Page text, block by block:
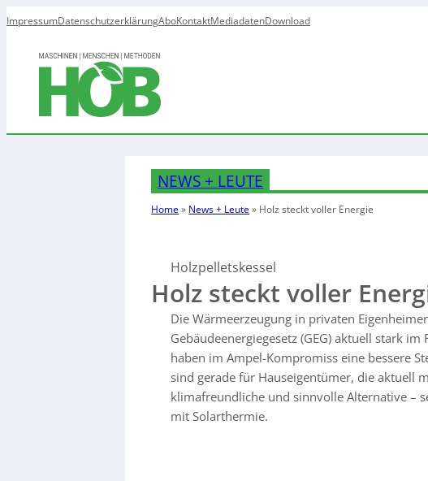
ImpressumDatenschutzerklärungAboKontaktMediadatenDownload
NEWS + LEUTE
Home» News + Leute» Holz steckt voller Energie
Holzpelletskessel
Holz steckt voller
Die Wärmeerzeugung in privaten
Gebäudeenergiegesetz (GEG) aktuell stark
haben im Ampel-Kompromiss eine bessere
sind gerade für Hauseigentümer, die aktuell
klimafreundliche und sinnvolle Alternative –
mit Solarthermie.